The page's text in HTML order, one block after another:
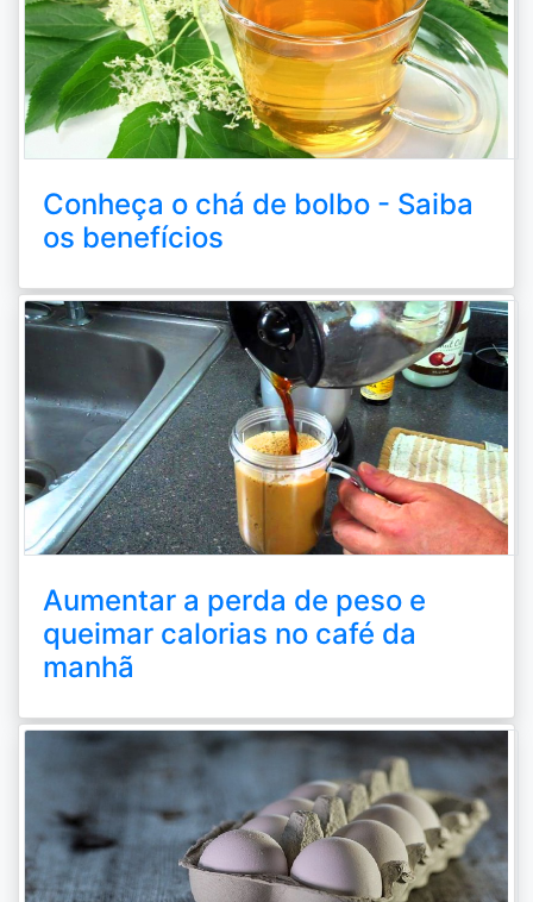
Conheça o chá de bolbo - Saiba
os benefícios
Aumentar a perda de peso e
queimar calorias no café da
manhã